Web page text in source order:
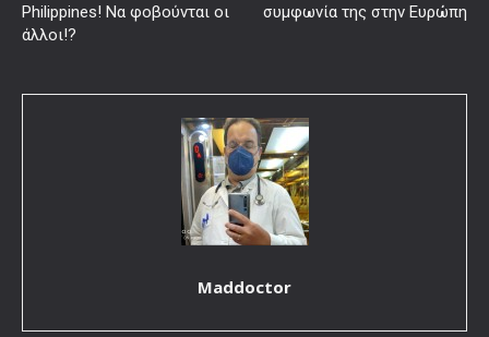
Philippines! Να φοβούνται οι
άλλοι!?
συμφωνία της στην Ευρώπη
Maddoctor